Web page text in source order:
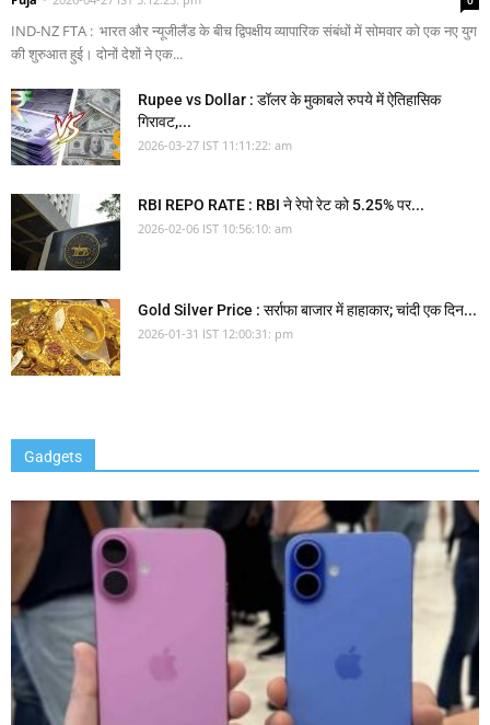
IND-NZ FTA : भारत और न्यूजीलैंड के बीच द्विपक्षीय व्यापारिक संबंधों में सोमवार को एक नए युग
की शुरुआत हुई। दोनों देशों ने एक...
Rupee vs Dollar : डॉलर के मुकाबले रुपये में ऐतिहासिक
गिरावट,...
2026-03-27 IST 11:11:22: am
RBI REPO RATE : RBI ने रेपो रेट को 5.25% पर...
2026-02-06 IST 10:56:10: am
Gold Silver Price : सर्राफा बाजार में हाहाकार; चांदी एक दिन...
2026-01-31 IST 12:00:31: pm
Gadgets